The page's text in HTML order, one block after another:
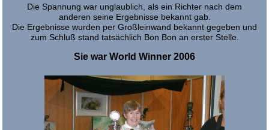
Die Spannung war unglaublich, als ein Richter nach dem
anderen seine Ergebnisse bekannt gab.
Die Ergebnisse wurden per Großleinwand bekannt gegeben und
zum Schluß stand tatsächlich Bon Bon an erster Stelle.
Sie war World Winner 2006